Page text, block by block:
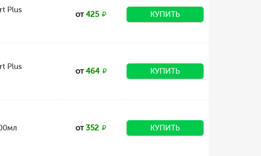
Plus
от425 КУПИТЬ
Plus
от464 КУПИТЬ
от352 КУПИТЬ